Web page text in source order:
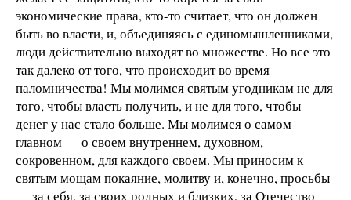
экономические права, кто-то считает, что он должен
быть во власти, и, объединяясь с единомышленниками,
люди действительно выходят во множестве. Но все это
так далеко от того, что происходит во время
паломничества! Мы молимся святым угодникам не для
того, чтобы власть получить, и не для того, чтобы
денег у нас стало больше. Мы молимся о самом
главном — о своем внутреннем, духовном,
сокровенном, для каждого своем. Мы приносим к
святым мощам покаяние, молитву и, конечно, просьбы
— за себя, за своих родных и близких, за Отечество